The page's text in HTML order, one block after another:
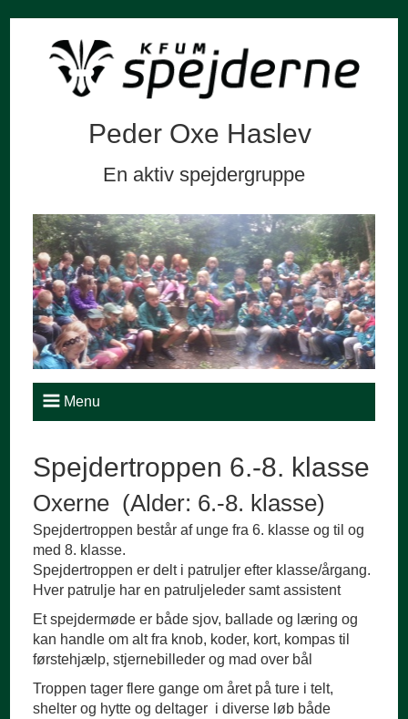
Peder Oxe Haslev
En aktiv spejdergruppe
Menu
Spejdertroppen 6.-8. klasse
Oxerne (Alder: 6.-8. klasse)
Spejdertroppen består af unge fra 6. klasse og til og
med 8. klasse.
Spejdertroppen er delt i patruljer efter klasse/årgang.
Hver patrulje har en patruljeleder samt assistent
Et spejdermøde er både sjov, ballade og læring og
kan handle om alt fra knob, koder, kort, kompas til
førstehjælp, stjernebilleder og mad over bål
Troppen tager flere gange om året på ture i telt,
shelter og hytte og deltager i diverse løb både